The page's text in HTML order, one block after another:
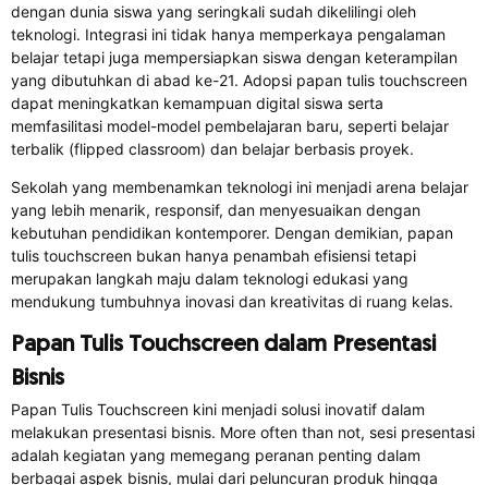
dengan dunia siswa yang seringkali sudah dikelilingi oleh
teknologi. Integrasi ini tidak hanya memperkaya pengalaman
belajar tetapi juga mempersiapkan siswa dengan keterampilan
yang dibutuhkan di abad ke-21. Adopsi papan tulis touchscreen
dapat meningkatkan kemampuan digital siswa serta
memfasilitasi model-model pembelajaran baru, seperti belajar
terbalik (flipped classroom) dan belajar berbasis proyek.
Sekolah yang membenamkan teknologi ini menjadi arena belajar
yang lebih menarik, responsif, dan menyesuaikan dengan
kebutuhan pendidikan kontemporer. Dengan demikian, papan
tulis touchscreen bukan hanya penambah efisiensi tetapi
merupakan langkah maju dalam teknologi edukasi yang
mendukung tumbuhnya inovasi dan kreativitas di ruang kelas.
Papan Tulis Touchscreen dalam Presentasi
Bisnis
Papan Tulis Touchscreen kini menjadi solusi inovatif dalam
melakukan presentasi bisnis. More often than not, sesi presentasi
adalah kegiatan yang memegang peranan penting dalam
berbagai aspek bisnis, mulai dari peluncuran produk hingga